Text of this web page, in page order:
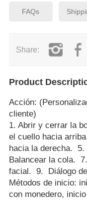
FAQs
Share:
Product
Acción:
cliente)
1. Abrir y cerrar la
el cuello hacia
hacia la derecha.
Balancear la cola.
facial. 9. Diálogo
Métodos de inicio:
con monedero,